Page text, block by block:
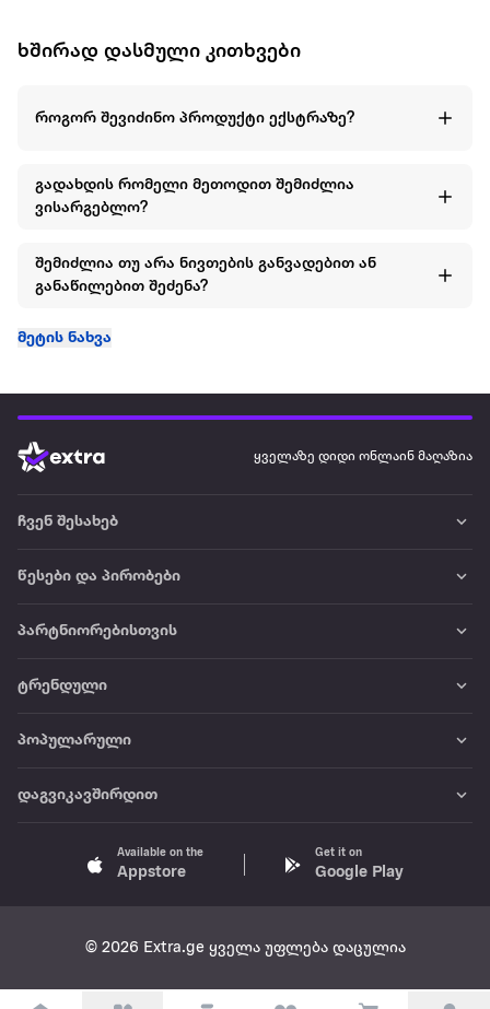
ხშირად დასმული კითხვები
როგორ შევიძინო პროდუქტი ექსტრაზე?
გადახდის რომელი მეთოდით შემიძლია
ვისარგებლო?
შემიძლია თუ არა ნივთების განვადებით ან
განაწილებით შეძენა?
მეტის ნახვა
ყველაზე დიდი ონლაინ მაღაზია
ჩვენ შესახებ
წესები და პირობები
პარტნიორებისთვის
ტრენდული
პოპულარული
დაგვიკავშირდით
Available on the
Appstore
Get it on
Google Play
© 2026 Extra.ge ყველა უფლება დაცულია